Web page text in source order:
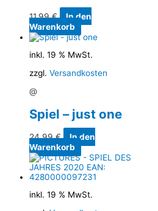
11,99€
In den
Warenkorb
inkl. 19 % MwSt.
zzgl. Versandkosten
@
Spiel – just one
24,99€
In den
Warenkorb
inkl. 19 % MwSt.